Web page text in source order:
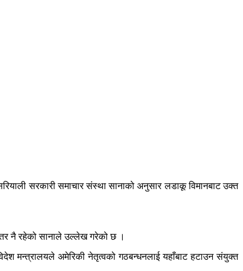
सरकारी समाचार संस्था सानाको अनुसार लडाकू विमानबाट उक्त
नै रहेको सानाले उल्लेख गरेको छ ।
मन्त्रालयले अमेरिकी नेतृत्वको गठबन्धनलाई यहाँबाट हटाउन संयुक्त